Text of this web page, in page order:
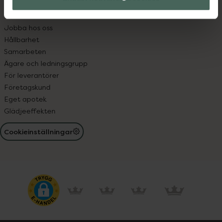
Pressrum
Jobba hos oss
Hållbarhet
Samarbeten
Ägare och ledningsgrupp
För leverantörer
Företagskund
Eget apotek
Glädjeeffekten
Cookieinställningar